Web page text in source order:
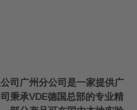
司广州分公司是一家提供广
秉承VDE德国总部的专业精